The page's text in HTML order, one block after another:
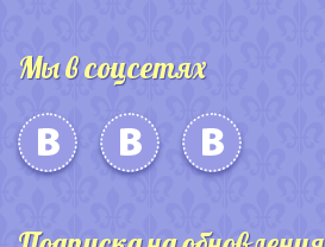
Мы в соцсетях